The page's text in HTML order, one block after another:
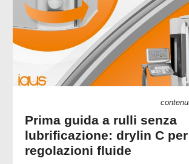
Prima guida a rulli senza
lubrificazione: drylin C per
regolazioni fluide